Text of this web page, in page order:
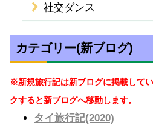
社交ダンス
カテゴリー(新ブログ)
※新規旅行記は新ブログに掲載して
クすると新ブログへ移動します。
タイ旅行記(2020)